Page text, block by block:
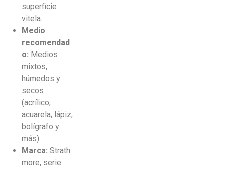
superficie
vitela.
Medio
recomendad
o: Medios
mixtos,
húmedos y
secos
(acrílico,
acuarela, lápiz,
bolígrafo y
más)
Marca: Strath
more, serie